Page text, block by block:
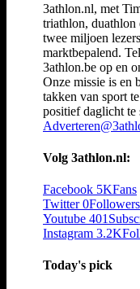
3athlon.nl, met
triathlon,
twee miljoen
marktbepalend.
3athlon.be op en
Onze missie is en
takken van sport
positief daglicht te
Volg 3athlon.nl:
Facebook 5KFans
Twitter 0Followers
Youtube 401
Instagram 3.2K
Today's pick